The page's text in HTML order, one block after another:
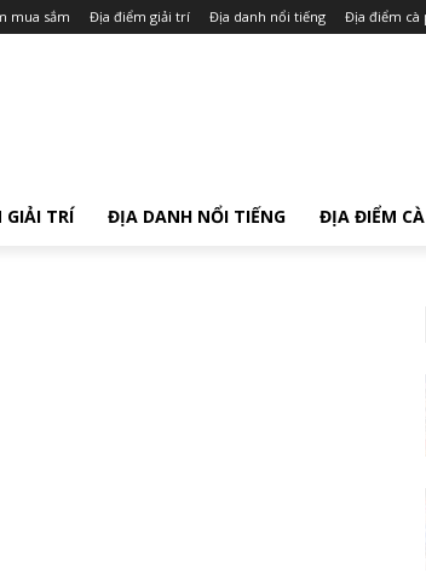
mua sắm Địa điểm giải trí Địa danh nổi tiếng Địa điểm cà
TRÍ ĐỊA DANH NỔI TIẾNG ĐỊA ĐIỂM CÀ